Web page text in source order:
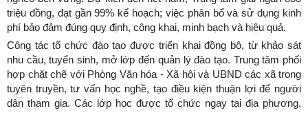
triệu đồng, đạt gần 99% kế hoạch; việc phân bổ và sử dụng kinh
phí bảo đảm đúng quy định, công khai, minh bạch và hiệu quả.
Công tác tổ chức đào tạo được triển khai đồng bộ, từ khảo sát
nhu cầu, tuyển sinh, mở lớp đến quản lý đào tạo. Trung tâm phối
hợp chặt chẽ với Phòng Văn hóa - Xã hội và UBND các xã trong
tuyên truyền, tư vấn học nghề, tạo điều kiện thuận lợi để người
dân tham gia. Các lớp học được tổ chức ngay tại địa phương,